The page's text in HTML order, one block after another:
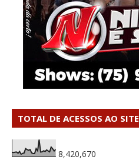
TOTAL DE ACESSOS AO SITE
8,420,670